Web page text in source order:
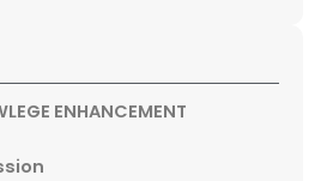
ENHANCEMENT